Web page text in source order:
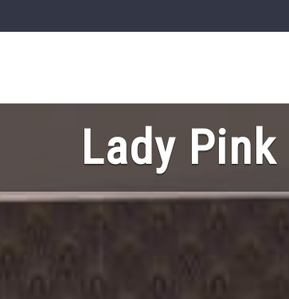
Lady Pink